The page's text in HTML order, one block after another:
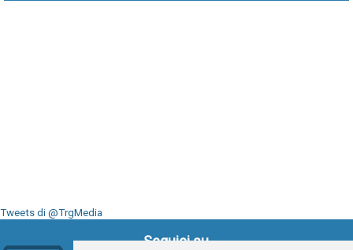
Tweets di @TrgMedia
Seguici su